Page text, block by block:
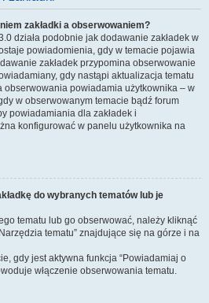
zakładki a obserwowaniem?
działa podobnie jak dodawanie zakładek w
powiadomienia, gdy w temacie pojawia
zakładek przypomina obserwowanie
gdy nastąpi aktualizacja tematu
obserwowania powiadamia użytkownika – w
w obserwowanym temacie bądź forum
powiadamiania dla zakładek i
konfigurować w panelu użytkownika na
do wybranych tematów lub je
tematu lub go obserwować, należy kliknąć
tematu” znajdujące się na górze i na
gdy jest aktywna funkcja “Powiadamiaj o
włączenie obserwowania tematu.